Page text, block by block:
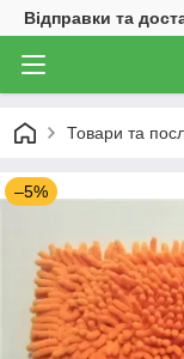
Відправки та
Товари та
–5%